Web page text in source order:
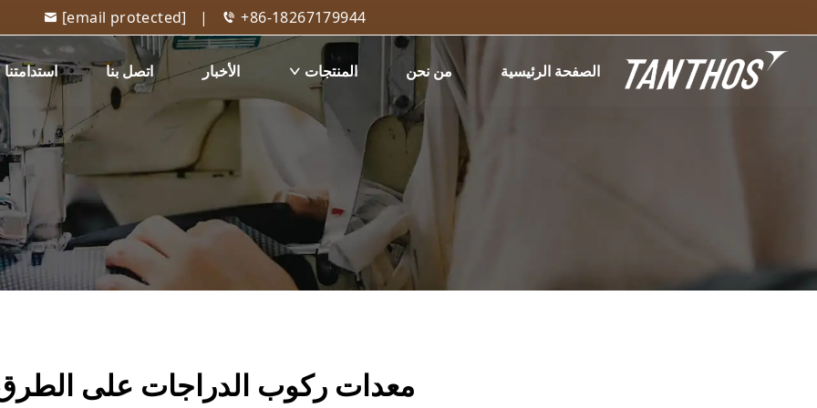
[email protected] | +86-18267179944
الصفحة الرئيسية من نحن المنتجات الأخبار اتصل بنا استدامتنا
معدات ركوب الدراجات على